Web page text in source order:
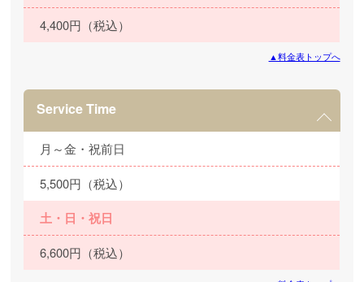
4,400円（税込）
▲料金表トップへ
Service Time
月～金・祝前日
5,500円（税込）
土・日・祝日
6,600円（税込）